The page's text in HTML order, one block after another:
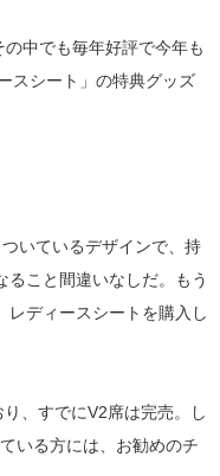
中でも毎年好評で今年も
スシート」の特典グッズ
いているデザインで、持
こと間違いなしだ。もう
レディースシートを購入し
、すでにV2席は完売。し
いる方には、お勧めのチ